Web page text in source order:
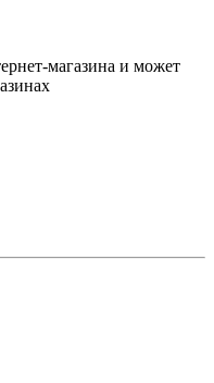
магазина и может